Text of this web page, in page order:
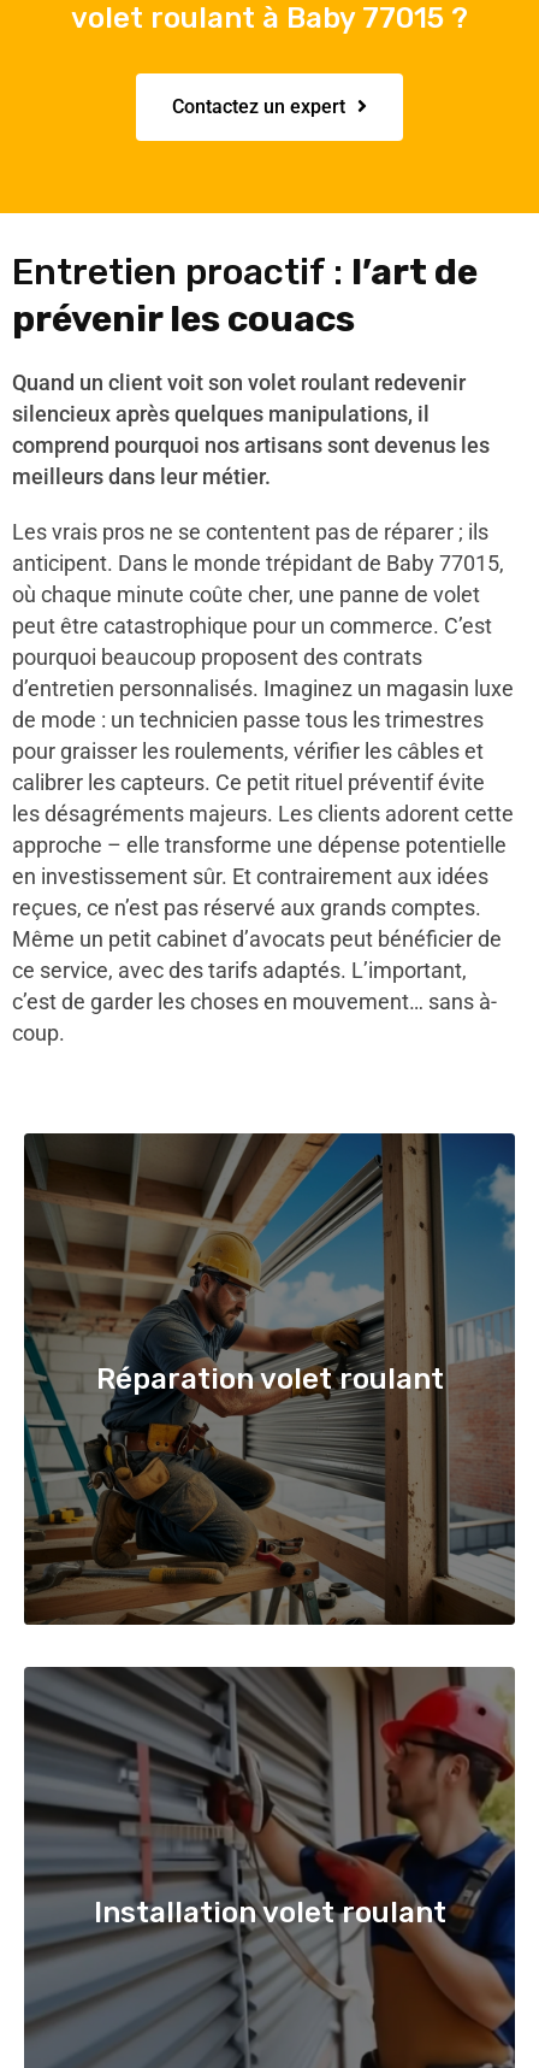
volet roulant à Baby 77015 ?
Contactez un expert
Entretien proactif : l’art de
prévenir les couacs
Quand un client voit son volet roulant redevenir
silencieux après quelques manipulations, il
comprend pourquoi nos artisans sont devenus les
meilleurs dans leur métier.
Les vrais pros ne se contentent pas de réparer ; ils
anticipent. Dans le monde trépidant de Baby 77015,
où chaque minute coûte cher, une panne de volet
peut être catastrophique pour un commerce. C’est
pourquoi beaucoup proposent des contrats
d’entretien personnalisés. Imaginez un magasin luxe
de mode : un technicien passe tous les trimestres
pour graisser les roulements, vérifier les câbles et
calibrer les capteurs. Ce petit rituel préventif évite
les désagréments majeurs. Les clients adorent cette
approche – elle transforme une dépense potentielle
en investissement sûr. Et contrairement aux idées
reçues, ce n’est pas réservé aux grands comptes.
Même un petit cabinet d’avocats peut bénéficier de
ce service, avec des tarifs adaptés. L’important,
c’est de garder les choses en mouvement… sans à-
coup.
Réparation volet roulant
Installation volet roulant